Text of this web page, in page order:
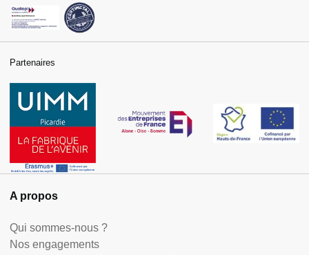
A propos
Qui sommes-nous ?
Nos engagements
Partenaires